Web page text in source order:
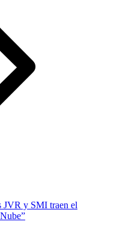
JVR y SMI traen el